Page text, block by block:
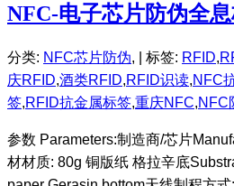
NFC-电子芯片防伪全
分类: NFC芯片防伪, | 标签: RFID,
庆RFID,酒类RFID,RFID识读,NFC
签,RFID抗金属标签,重庆NFC,NFC
参数 Parameters:制造商/芯片
材材质: 80g 铜版纸 格拉辛底